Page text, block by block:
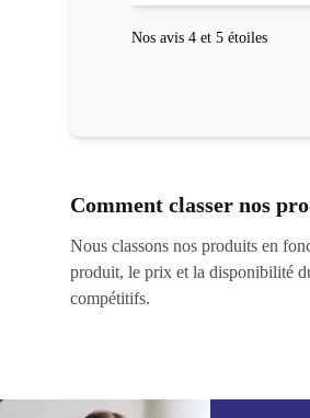
Nos avis 4 et 5 étoiles
Comment classer nos
Nous classons nos produits en
produit, le prix et la disponibilité
compétitifs.